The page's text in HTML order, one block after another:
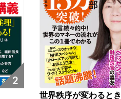
2
世界秩序が変わるとき